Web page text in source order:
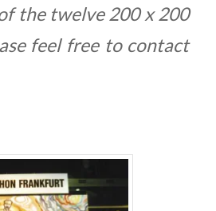
the twelve 200 x 200
feel free to contact